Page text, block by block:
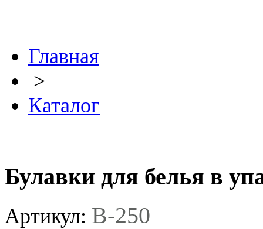
Главная
>
Каталог
Булавки для белья в
Артикул: B-250